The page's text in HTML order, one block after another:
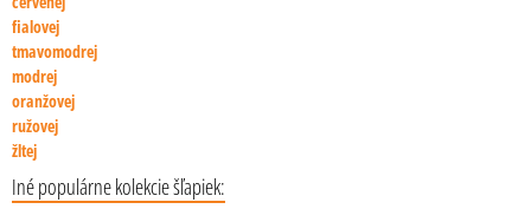
fialovej
tmavomodrej
modrej
oranžovej
ružovej
žltej
Iné populárne kolekcie šľapiek: